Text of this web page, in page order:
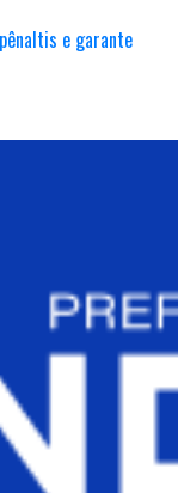
e garante